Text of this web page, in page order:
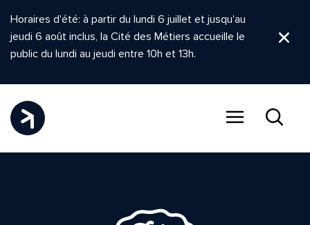
Horaires d'été: à partir du lundi 6 juillet et jusqu'au
jeudi 6 août inclus, la Cité des Métiers accueille le
public du lundi au jeudi entre 10h et 13h.